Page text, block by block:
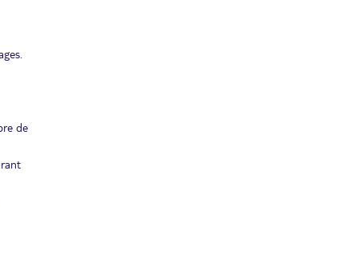
de